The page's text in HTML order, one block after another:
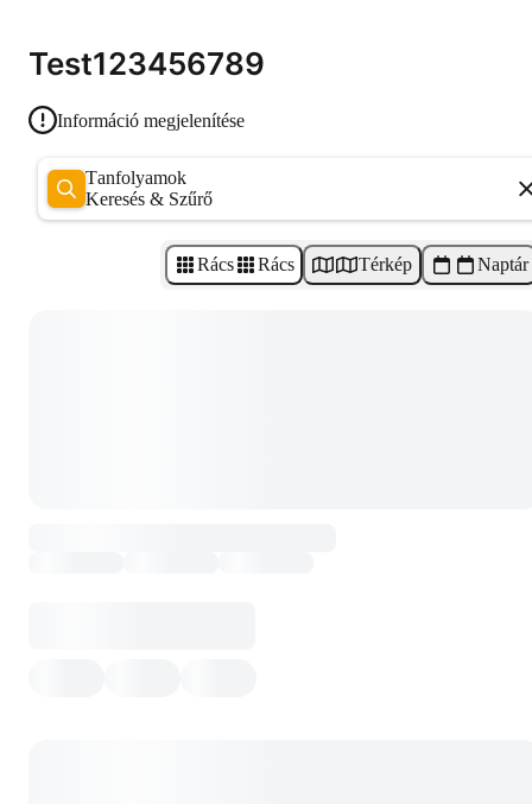
Test123456789
Információ megjelenítése
Tanfolyamok
Keresés & Szűrő
Rács Rács Térkép Naptár